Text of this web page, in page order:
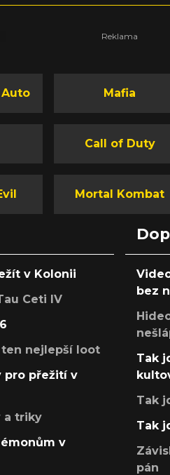
Mafia
Call of Duty
Mortal Kombat
v Kolonii
Ceti IV
nejlepší loot
pro přežití v
a triky
v
bez
Tak
Tak
Tak
pán